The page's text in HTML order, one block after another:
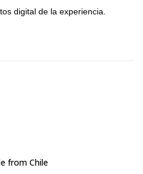
digital de la experiencia.
from Chile